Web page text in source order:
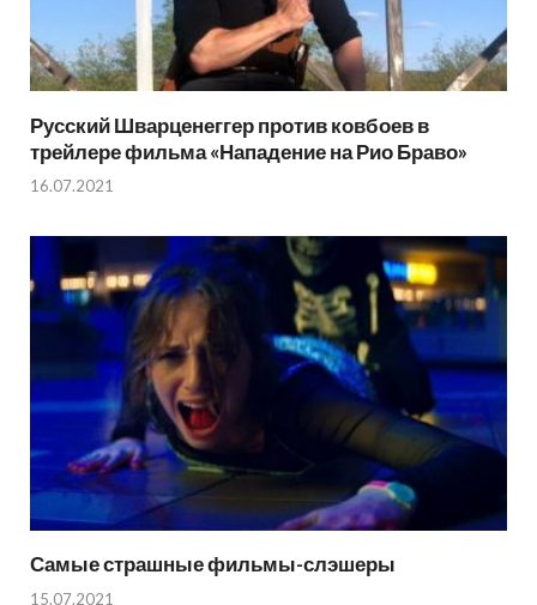
Русский Шварценеггер против ковбоев в
трейлере фильма «Нападение на Рио Браво»
16.07.2021
Самые страшные фильмы-слэшеры
15.07.2021